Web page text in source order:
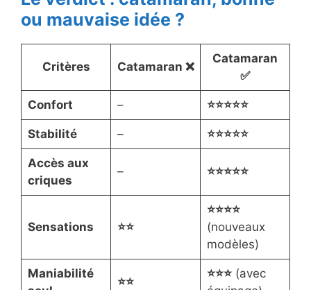
ou mauvaise idée ?
Critères Catamaran ❌
Catamaran
✅
Confort – ⭐⭐⭐⭐⭐
Stabilité – ⭐⭐⭐⭐⭐
Accès aux
criques
– ⭐⭐⭐⭐⭐
Sensations ⭐⭐
⭐⭐⭐⭐
(nouveaux
modèles)
Maniabilité
⭐⭐
⭐⭐⭐(avec